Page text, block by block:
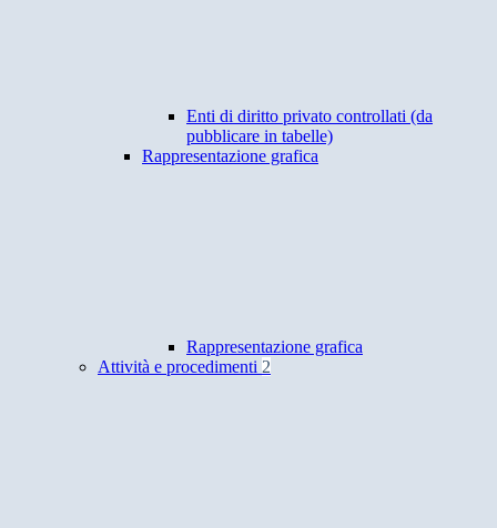
Enti di diritto privato controllati (da
pubblicare in tabelle)
Rappresentazione grafica
Rappresentazione grafica
Attività e procedimenti 2